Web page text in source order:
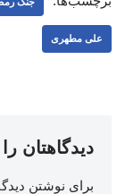
علی مطهری
دیدگاهتان
برای نوشتن